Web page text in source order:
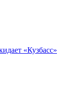
«Кузбасс»